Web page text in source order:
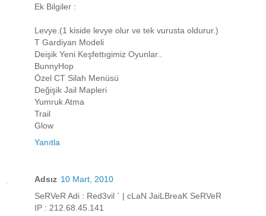
Ek Bilgiler :
Levye.(1 kiside levye olur ve tek vurusta oldurur.)
T Gardiyan Modeli
Deişik Yeni Keşfettıgimiz Oyunlar..
BunnyHop
Özel CT Silah Menüsü
Değişik Jail Mapleri
Yumruk Atma
Trail
Glow
Yanıtla
Adsız 10 Mart, 2010
SeRVeR Adi : Red3vil ` | cLaN JaiLBreaK SeRVeR
IP : 212.68.45.141